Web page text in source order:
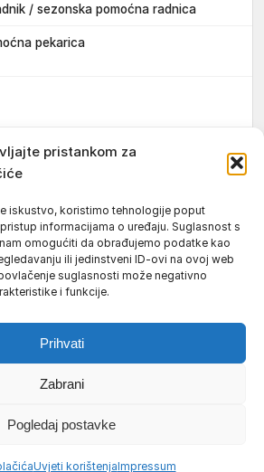
pristankom za
iskustvo, koristimo tehnologije poput
informacijama o uređaju. Suglasnost s
omogućiti da obrađujemo podatke kao
ili jedinstveni ID-ovi na ovoj web
suglasnosti može negativno
i funkcije.
Prihvati
Zabrani
Pogledaj postavke
Uvjeti korištenjaImpressum
/ sezonska pomoćna radnica
pekarica
starijih i nemoćnih osoba
Pravila privatnosti
vodič. Sva prava pridržana.